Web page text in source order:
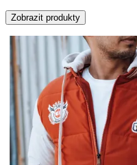
Zobrazit produkty